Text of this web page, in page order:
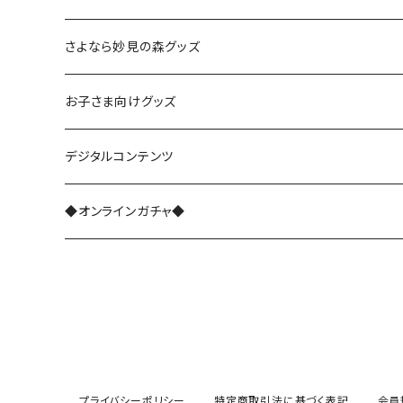
さよなら復刻塗装車両
能勢1700系
レジェンド1757
さよなら1755
能勢3100系
能勢5100系
さよなら妙見の森グッズ
お子さま向けグッズ
デジタルコンテンツ
◆オンラインガチャ◆